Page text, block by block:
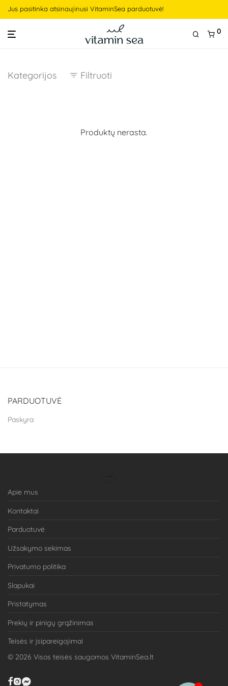
Jus pasitinka atsinaujinusi VitaminSea parduotuvė!
0
Kategorijos Filtruoti
Produktų nerasta.
PARDUOTUVĖ
Paskyra
Apie mus
Kontaktai
Parduotuvė
Užsakymo sekimas
Privatumo politika
Slapukai
Pristatymas
Prekių ir pinigų grąžinimas
Teisės ir įsipareigojimai
© 2026 Visos teisės saugomos VitaminSea.lt